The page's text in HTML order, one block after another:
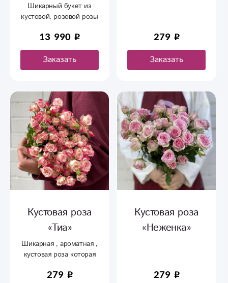
Шикарный букет из
кустовой, розовой розы
13 990
Заказать
279
Заказать
Кустовая роза
«Тиа»
Шикарная , ароматная ,
кустовая роза которая
одной веточке
279
Кустовая роза
«Неженка»
279